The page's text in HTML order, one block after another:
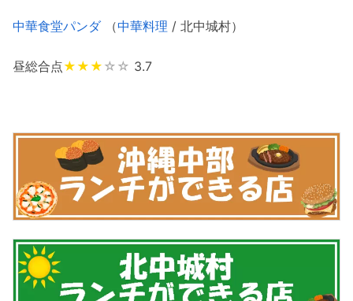
中華食堂パンダ（中華料理 / 北中城村）
昼総合点★★★ ☆☆ 3.7